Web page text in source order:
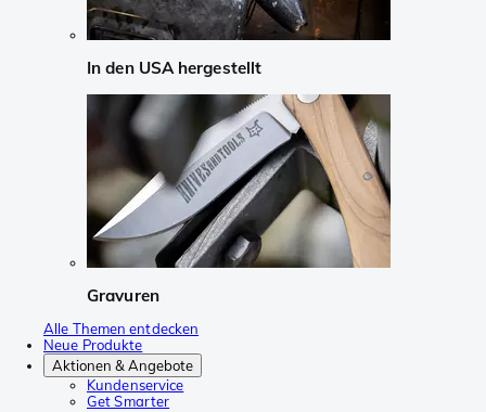
In den USA hergestellt
Gravuren
Alle Themen entdecken
Neue Produkte
Aktionen & Angebote
Kundenservice
Get Smarter